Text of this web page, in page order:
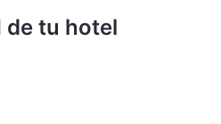
de tu hotel